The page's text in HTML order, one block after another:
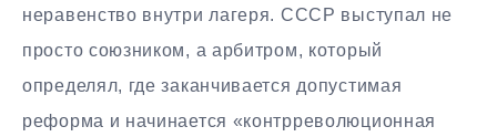
неравенство внутри лагеря. СССР выступал не
просто союзником, а арбитром, который
определял, где заканчивается допустимая
реформа и начинается «контрреволюционная